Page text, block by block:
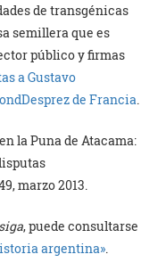
de transgénicas
semillera que es
público y firmas
a Gustavo
de Francia
la Puna de Atacama:
marzo 2013.
, puede consultarse
argentina»